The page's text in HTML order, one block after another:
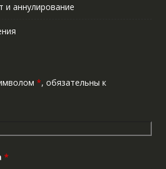
и аннулирование
*, обязательны к
*